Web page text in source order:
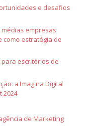
e desafios
empresas:
como estratégia de
escritórios de
a Imagina Digital
2024
de Marketing